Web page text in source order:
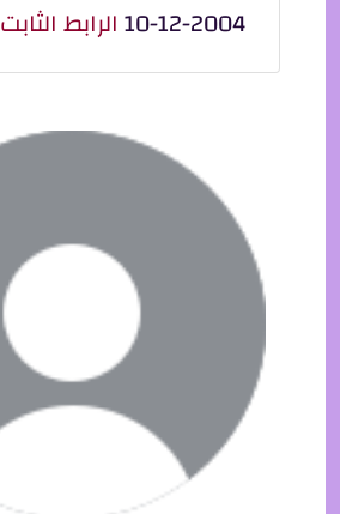
10-12-2004الرابط الثابت